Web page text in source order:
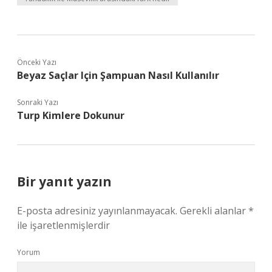
Önceki Yazı
Beyaz Saçlar Için Şampuan Nasıl Kullanılır
Sonraki Yazı
Turp Kimlere Dokunur
Bir yanıt yazın
E-posta adresiniz yayınlanmayacak. Gerekli alanlar*
ile işaretlenmişlerdir
Yorum